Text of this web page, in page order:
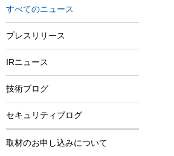
すべてのニュース
プレスリリース
IRニュース
技術ブログ
セキュリティブログ
取材のお申し込みについて